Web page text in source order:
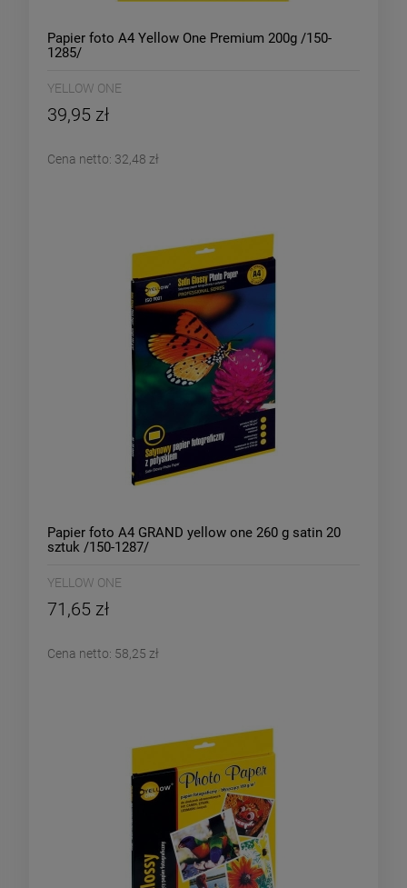
Papier foto A4 Yellow One Premium 200g /150-
1285/
YELLOW ONE
39,95 zł
Cena netto: 32,48 zł
Papier foto A4 GRAND yellow one 260 g satin 20
sztuk /150-1287/
YELLOW ONE
71,65 zł
Cena netto: 58,25 zł